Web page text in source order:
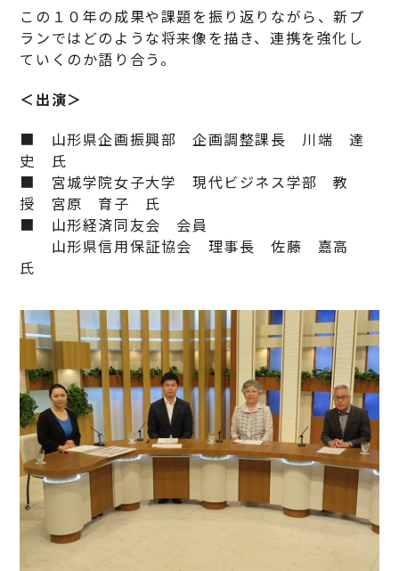
この１０年の成果や課題を振り返りながら、新プ
ランではどのような将来像を描き、連携を強化し
ていくのか語り合う。
＜出演＞
■ 山形県企画振興部 企画調整課長 川端 達
史 氏
■ 宮城学院女子大学 現代ビジネス学部 教
授 宮原 育子 氏
■ 山形経済同友会 会員
山形県信用保証協会 理事長 佐藤 嘉高
氏